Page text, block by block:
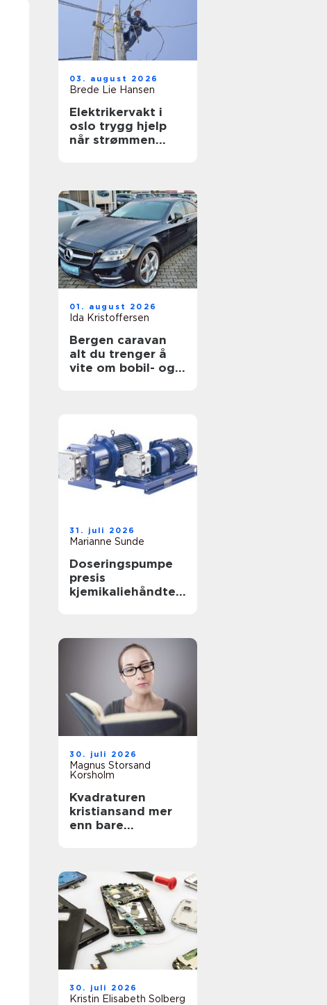
03. august 2026
Brede Lie Hansen
Elektrikervakt i
oslo trygg hjelp
når strømmen
01. august 2026
Ida Kristoffersen
Bergen caravan
alt du trenger å
vite om bobil- og
31. juli 2026
Marianne Sunde
Doseringspumpe
presis
kjemikaliehåndteri
30. juli 2026
Magnus Storsand
Korsholm
Kvadraturen
kristiansand mer
enn bare
30. juli 2026
Kristin Elisabeth Solberg